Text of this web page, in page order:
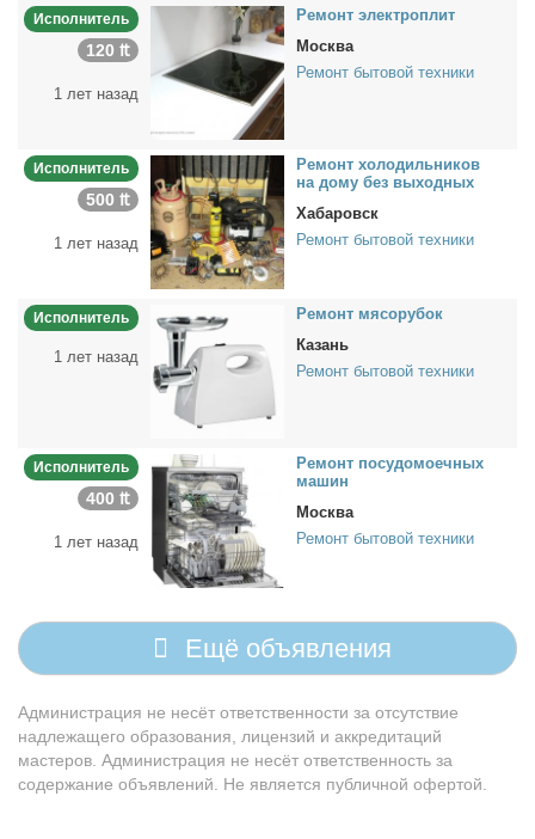
Исполнитель
120 ₶
1 лет назад
Ре­монт элек­тро­плит
Москва
Ремонт бытовой техники
Исполнитель
500 ₶
1 лет назад
Ре­монт хо­ло­диль­ни­ков
на до­му без вы­ход­ных
Хабаровск
Ремонт бытовой техники
Исполнитель
1 лет назад
Ре­монт мя­со­ру­бок
Казань
Ремонт бытовой техники
Исполнитель
400 ₶
1 лет назад
Ре­монт по­су­до­мо­еч­ных
ма­шин
Москва
Ремонт бытовой техники
Ещё объявления
Администрация не несёт ответственности за отсутствие
надлежащего образования, лицензий и аккредитаций
мастеров. Администрация не несёт ответственность за
содержание объявлений. Не является публичной офертой.